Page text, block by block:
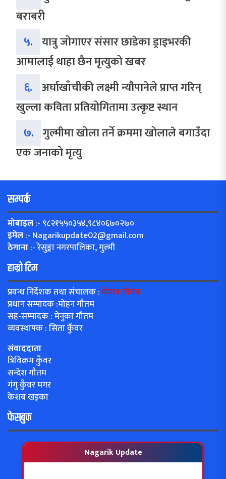
बराबरी
५. यात्रु जोगाएर संसार छाडेका ड्राइभरकी
आमालाई थाहा छैन मृत्युको खबर
६. अर्घाखाँचीकी लक्ष्मी न्यौपानेले प्राप्त गरिन्
खुल्ला कविता प्रतियोगितामा उत्कृष्ट स्थान
७. गुल्मीमा खोला तर्ने क्रममा खोलाले बगाउँदा
एक जनाको मृत्यु
सम्पर्क
मोबाइल:- ९८२१५५०३५४,९८४०६७०२७०
इमेल:- Nagarikupdate02@gmail.com
ठेगाना:- रेसुङ्गा नगरपालिका, गुल्मी
हाम्रो टिम
प्रवन्ध निर्देशक तथा संचालक :केशब गौतम
प्रधान सम्पादक :मोहन गौतम
सह-सम्पादक : मेनुका गौतम
व्यवस्थापक : सिता कुँवर
संवाददाता
त्रिविक्रम कुँवर
सन्देश गौतम
गंगु कुँवर मगर
केशब खड्का
फेसबुक
Nagarik Update